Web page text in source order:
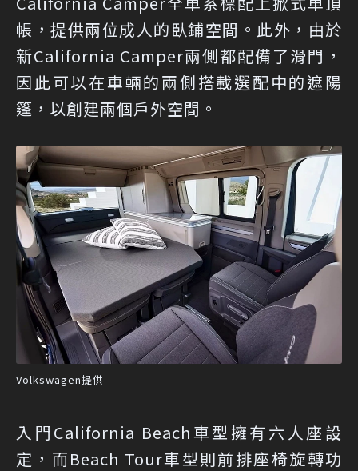
帳，提供兩位成人的臥鋪空間。此外，由於
新California Camper兩側都配備了滑門，
因此可以在車輛的兩側搭載選配中的遮陽
篷，以創建兩個戶外空間。
Volkswagen提供
入門California Beach車型擁有六人座設
定，而Beach Tour車型則前排座椅旋轉功